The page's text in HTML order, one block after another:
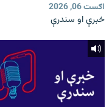
اګست 06, 2026
خبرې او سندرې